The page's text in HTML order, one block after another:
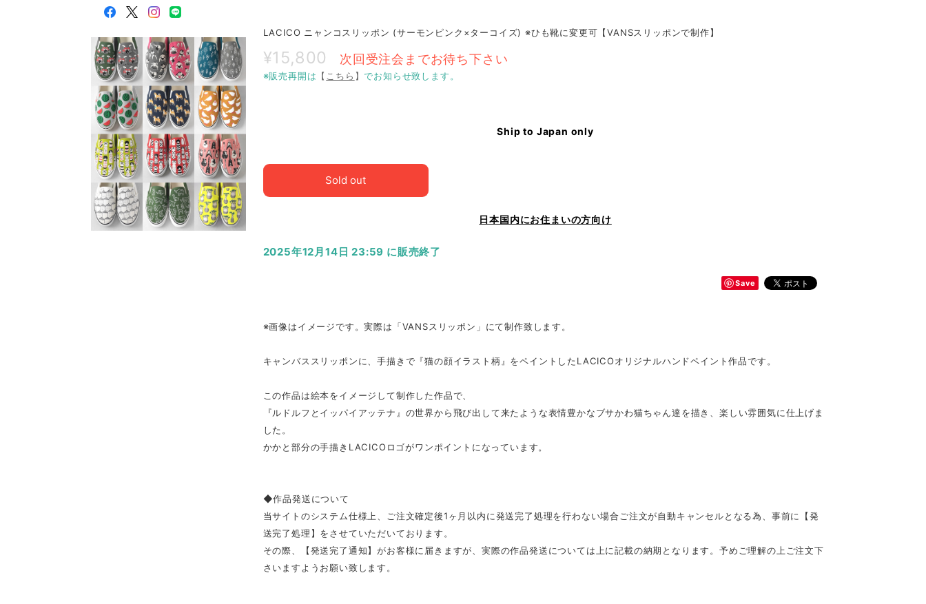
LACICO ニャンコスリッポン (サーモンピンク×ターコイズ) ※ひも靴に変更可【VANSスリッポンで制作】
¥15,800 次回受注会までお待ち下さい
※販売再開は 【 こちら 】でお知らせ致します。
Ship to Japan only
Sold out
日本国内にお住まいの方向け
2025年12月14日 23:59 に販売終了
Save
※画像はイメージです。実際は「VANSスリッポン」にて制作致します。
キャンバススリッポンに、手描きで『猫の顔イラスト柄』をペイントしたLACICOオリジナルハンドペイント作品です。
この作品は絵本をイメージして制作した作品で、
『ルドルフとイッパイアッテナ』の世界から飛び出して来たような表情豊かなブサかわ猫ちゃん達を描き、楽しい雰囲気に仕上げま
した。
かかと部分の手描きLACICOロゴがワンポイントになっています。
◆作品発送について
当サイトのシステム仕様上、ご注文確定後1ヶ月以内に発送完了処理を行わない場合ご注文が自動キャンセルとなる為、事前に【発
送完了処理】をさせていただいております。
その際、【発送完了通知】がお客様に届きますが、実際の作品発送については上に記載の納期となります。予めご理解の上ご注文下
さいますようお願い致します。